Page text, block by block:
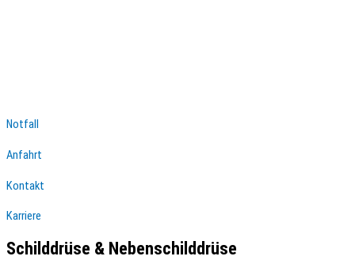
Notfall
Anfahrt
Kontakt
Karriere
Schilddrüse & Nebenschilddrüse